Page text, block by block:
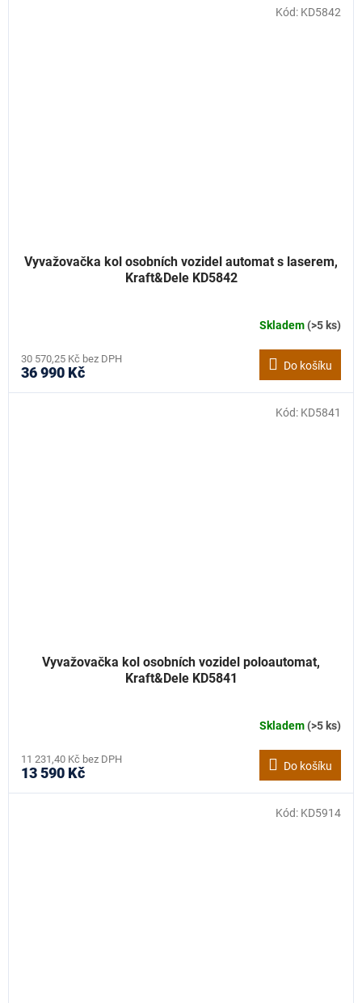
Vyvažovačka kol osobních vozidel automat s laserem,
Kraft&Dele KD5842
Skladem(>5 ks)
30 570,25 Kč bez DPH
36 990 Kč Do košíku
Kód: KD5842
Vyvažovačka kol osobních vozidel poloautomat,
Kraft&Dele KD5841
Skladem(>5 ks)
11 231,40 Kč bez DPH
13 590 Kč Do košíku
Kód: KD5841
Kód: KD5914